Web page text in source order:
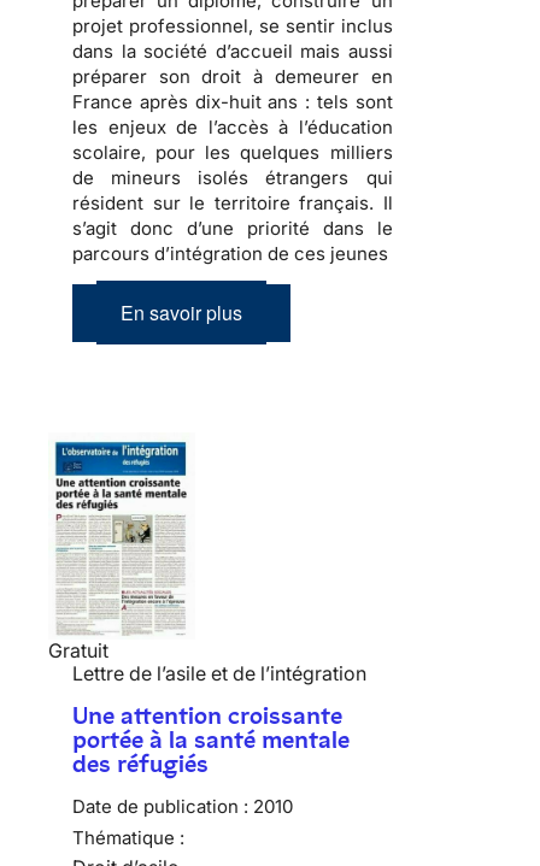
projet professionnel, se sentir inclus
dans la société d’accueil mais aussi
préparer son droit à demeurer en
France après dix-huit ans : tels sont
les enjeux de l’accès à l’éducation
scolaire, pour les quelques milliers
de mineurs isolés étrangers qui
résident sur le territoire français. Il
s’agit donc d’une priorité dans le
parcours d’intégration de ces jeunes
En savoir plus
Gratuit
Lettre de l’asile et de l’intégration
Une attention croissante
portée à la santé mentale
des réfugiés
Date de publication : 2010
Thématique :